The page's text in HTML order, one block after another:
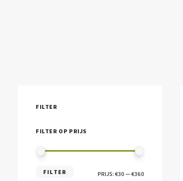
FILTER
FILTER OP PRIJS
FILTER PRIJS: €30 — €360